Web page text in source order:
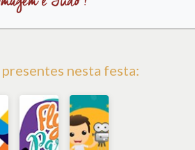
nesta festa: